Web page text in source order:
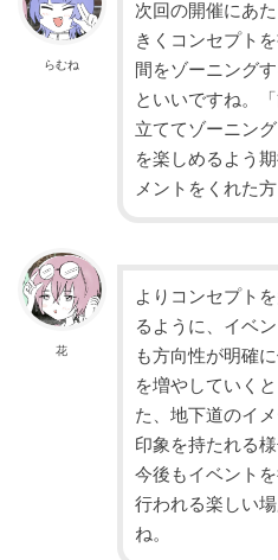
らむね
次回の開催にあ
きくコンセプト
間をゾーニング
といいですね。
立ててゾーニン
を楽しめるよう
メントをくれた
花
よりコンセプト
るように、イベ
も方向性が明確
を増やしていく
た、地下道のイ
印象を持たれる
今後もイベント
行われる楽しい
ね。